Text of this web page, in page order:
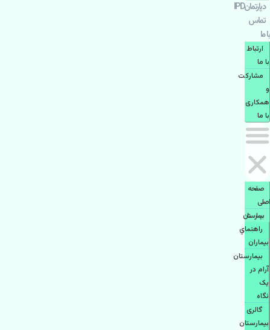
دپارتمانIPD
تماس
با ما
ارتباط
با ما
مشاركت
و
همكاری
با ما
صفحه
اصلی
بيمارستان
راهنماي
بیماران
بیمارستان
آرام در
یک
نگاه
گالری
بیمارستان